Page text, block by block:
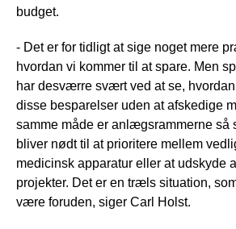
budget.
- Det er for tidligt at sige noget mere
hvordan vi kommer til at spare. Men
har desværre svært ved at se,
disse besparelser uden at afskedige
samme måde er anlægsrammerne så
bliver nødt til at prioritere mellem
medicinsk apparatur eller at udskyde
projekter. Det er en træls situation,
være foruden, siger Carl Holst.